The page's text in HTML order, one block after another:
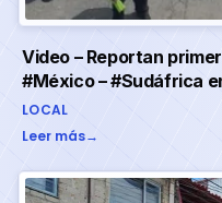
Video – Reportan
#México – #Sudáfrica
LOCAL
Leer más→